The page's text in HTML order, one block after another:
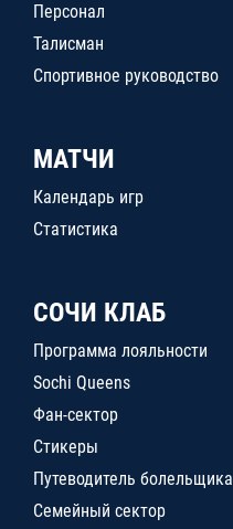
Персонал
Талисман
Спортивное руководство
МАТЧИ
Календарь игр
Статистика
СОЧИ КЛАБ
Программа лояльности
Sochi Queens
Фан-сектор
Стикеры
Путеводитель болельщика
Семейный сектор